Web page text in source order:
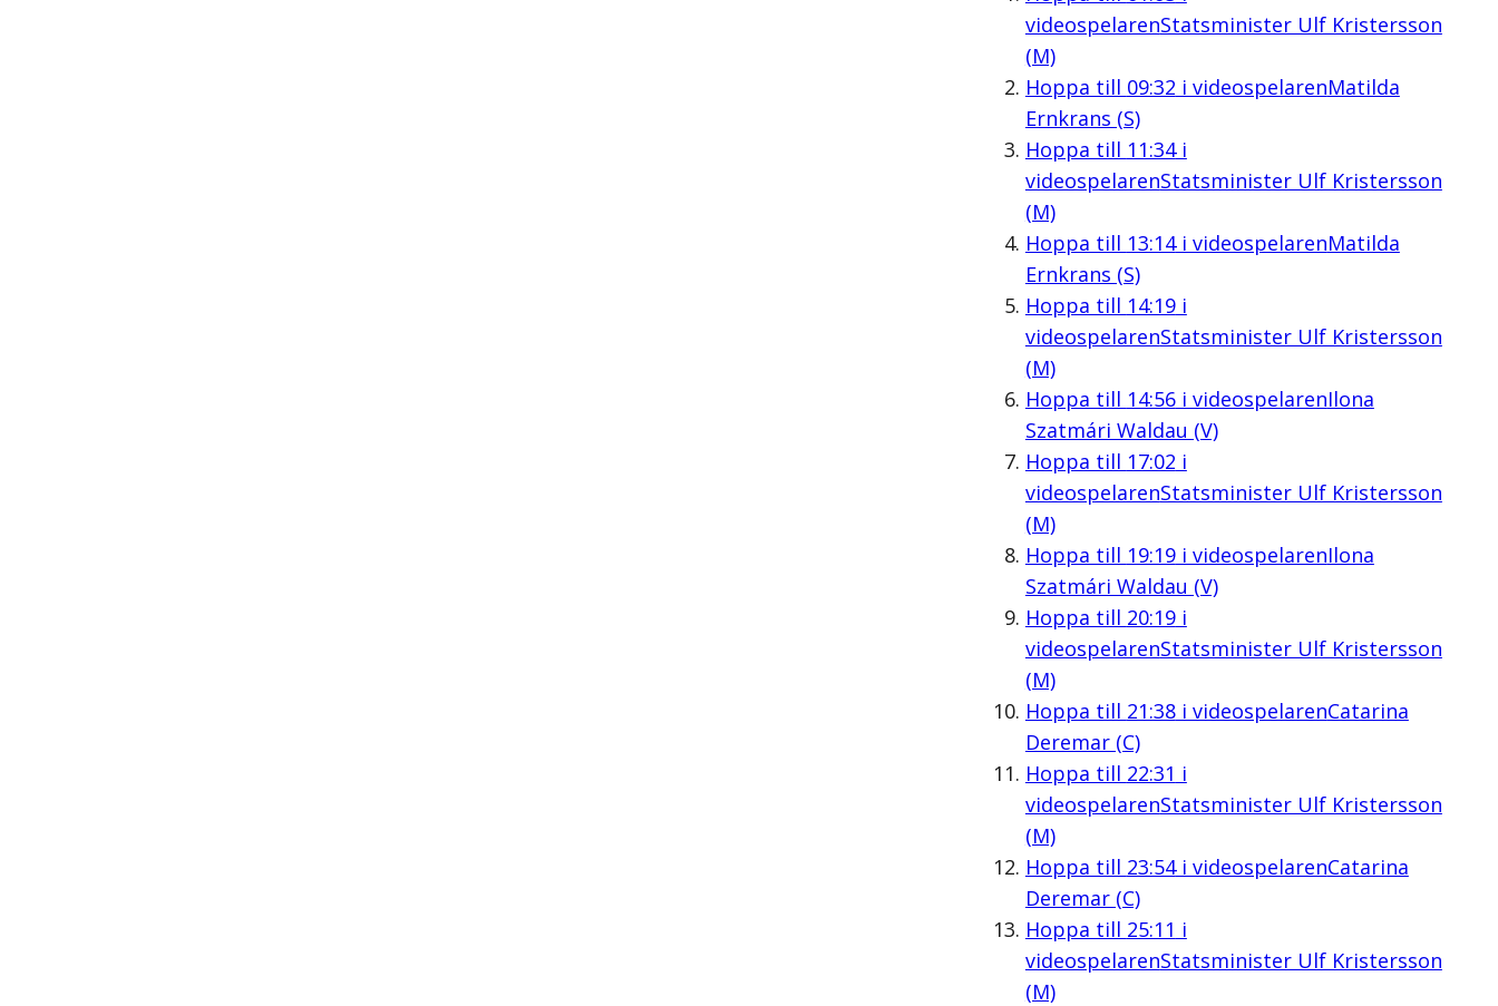
videospelarenStatsminister Ulf Kristersson
(M)
Hoppa till 09:32 i videospelarenMatilda
Ernkrans (S)
Hoppa till 11:34i
videospelarenStatsminister Ulf Kristersson
(M)
Hoppa till 13:14i videospelarenMatilda
Ernkrans (S)
Hoppa till 14:19i
videospelarenStatsminister Ulf Kristersson
(M)
Hoppa till 14:56i videospelarenIlona
Szatmári Waldau (V)
Hoppa till 17:02 i
videospelarenStatsminister Ulf Kristersson
(M)
Hoppa till 19:19i videospelarenIlona
Szatmári Waldau (V)
Hoppa till 20:19i
videospelarenStatsminister Ulf Kristersson
(M)
Hoppa till 21:38i videospelarenCatarina
Deremar (C)
Hoppa till 22:31 i
videospelarenStatsminister Ulf Kristersson
(M)
Hoppa till 23:54i videospelarenCatarina
Deremar (C)
Hoppa till 25:11 i
videospelarenStatsminister Ulf Kristersson
(M)